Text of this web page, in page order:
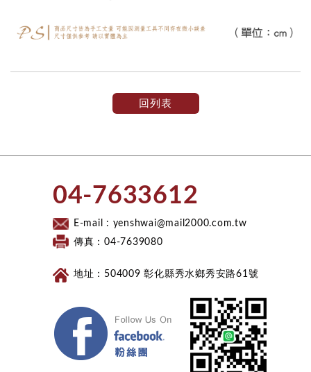
回列表
​04-7633612​
E-mail : yenshwai@mail2000.com.tw
傳真：04-7639080
地址：504009 彰化縣秀水鄉秀安路61號
Facebook 粉絲團